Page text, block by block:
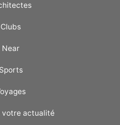
Clubs
Near
Sports
votre actualité